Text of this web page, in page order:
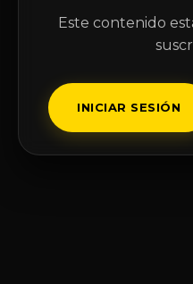
Este contenido
INICIAR SESIÓN